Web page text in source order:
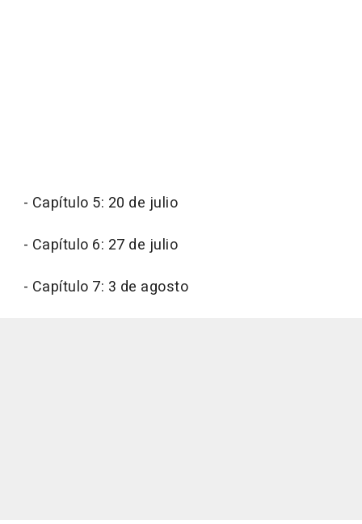
- Capítulo 5: 20 de julio
- Capítulo 6: 27 de julio
- Capítulo 7: 3 de agosto